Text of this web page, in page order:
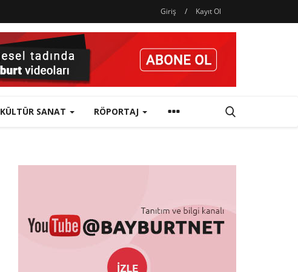
Giriş / Kayıt Ol
KÜLTÜR SANAT RÖPORTAJ